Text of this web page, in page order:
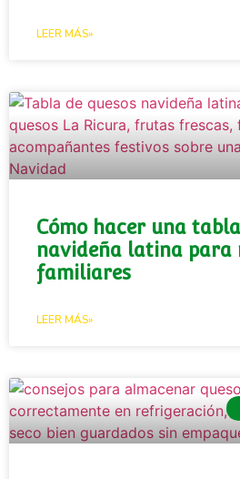
LEER MÁS»
Cómo hacer una
navideña latina para
familiares
LEER MÁS»